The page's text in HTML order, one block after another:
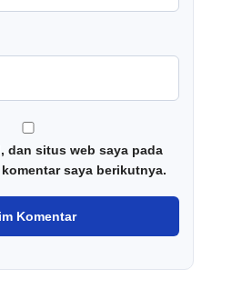
dan situs web saya pada
saya berikutnya.